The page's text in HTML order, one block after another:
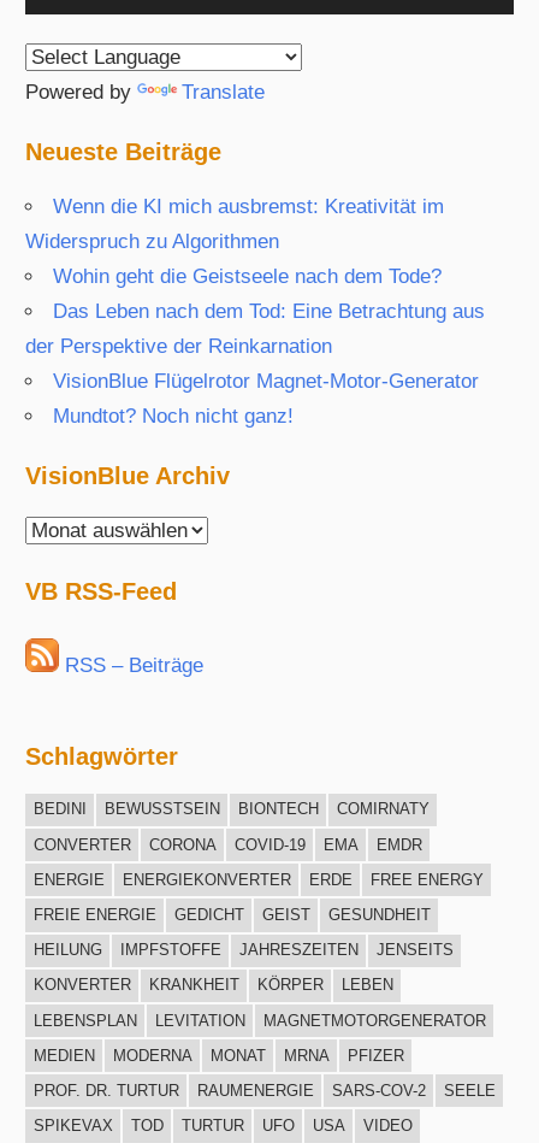
Player
Powered by Translate
Neueste Beiträge
Wenn die KI mich ausbremst: Kreativität im
Widerspruch zu Algorithmen
Wohin geht die Geistseele nach dem Tode?
Das Leben nach dem Tod: Eine Betrachtung aus
der Perspektive der Reinkarnation
VisionBlue Flügelrotor Magnet-Motor-Generator
Mundtot? Noch nicht ganz!
VisionBlue Archiv
VisionBlue
VB RSS-Feed
RSS – Beiträge
Schlagwörter
BEDINI BEWUSSTSEIN BIONTECH
COMIRNATY
CONVERTER
CORONA COVID-19 EMA
EMDR
ENERGIE
ENERGIEKONVERTER ERDE
FREE ENERGY
FREIE ENERGIE
GEDICHT GEIST
GESUNDHEIT
HEILUNG
IMPFSTOFFE JAHRESZEITEN
JENSEITS
KONVERTER
KRANKHEIT KÖRPER
LEBEN
LEBENSPLAN
LEVITATION
MAGNETMOTORGENERATOR
MEDIEN
MODERNA MONAT MRNA
PFIZER
PROF. DR. TURTUR
RAUMENERGIE SARS-COV-2
SEELE
SPIKEVAX
TOD TURTUR UFO USA
VIDEO